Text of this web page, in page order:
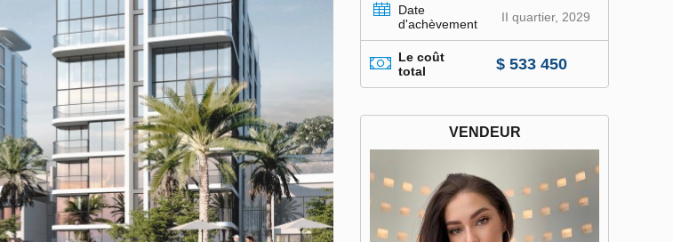
Date
d'achèvement
II quartier, 2029
Le coût
total
$ 533 450
VENDEUR